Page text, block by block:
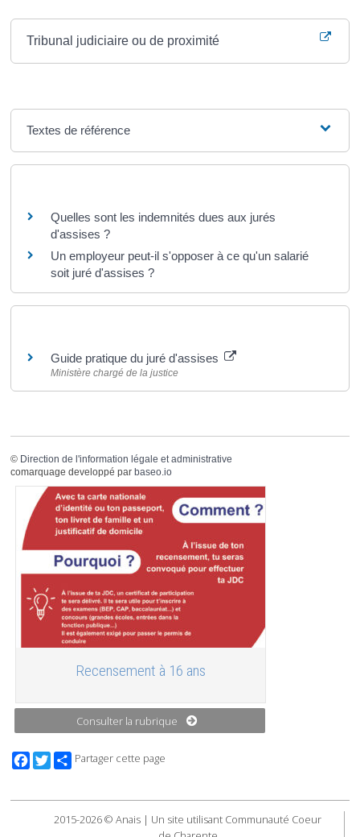
Tribunal judiciaire ou de proximité
Textes de référence
Quelles sont les indemnités dues aux jurés
d'assises ?
Un employeur peut-il s'opposer à ce qu'un salarié
soit juré d'assises ?
Guide pratique du juré d'assises
Ministère chargé de la justice
© Direction de l'information légale et administrative
comarquage developpé par baseo.io
Recensement à 16 ans
Consulter la rubrique
Facebook
TwitterPartager cette page
2015-2026 © Anais | Un site utilisant Communauté Coeur